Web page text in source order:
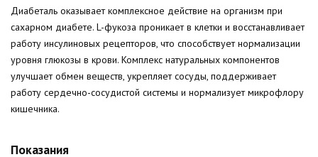
Диабеталь оказывает комплексное действие на организм при
сахарном диабете. L-фукоза проникает в клетки и восстанавливает
работу инсулиновых рецепторов, что способствует нормализации
уровня глюкозы в крови. Комплекс натуральных компонентов
улучшает обмен веществ, укрепляет сосуды, поддерживает
работу сердечно-сосудистой системы и нормализует микрофлору
кишечника.
Показания